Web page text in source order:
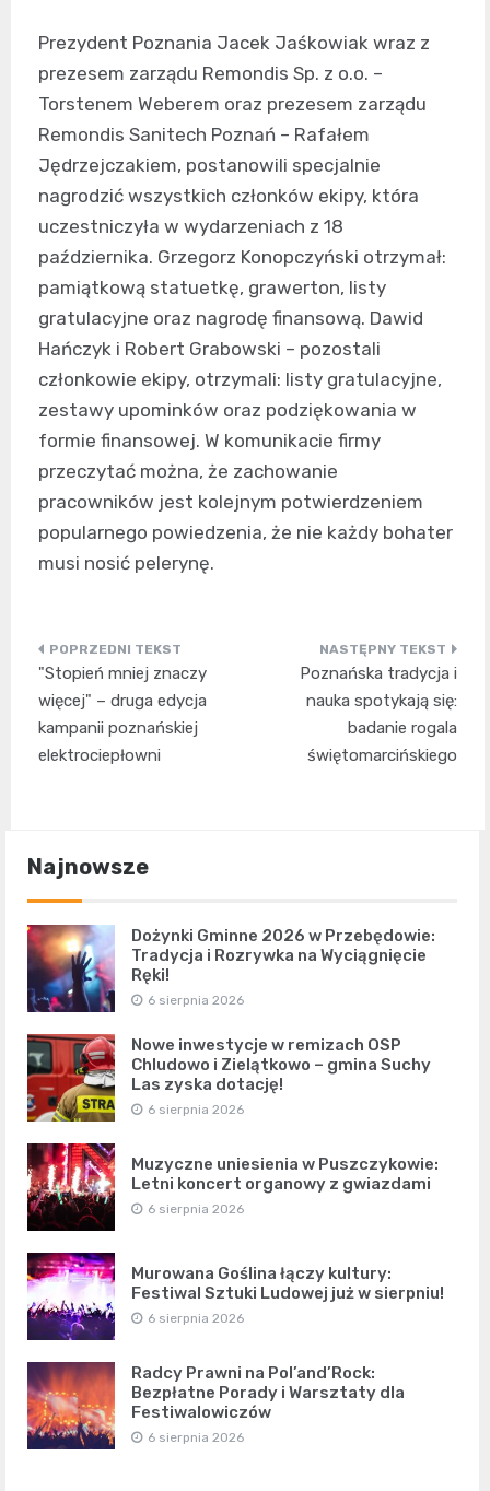
Prezydent Poznania Jacek Jaśkowiak wraz z
prezesem zarządu Remondis Sp. z o.o. –
Torstenem Weberem oraz prezesem zarządu
Remondis Sanitech Poznań – Rafałem
Jędrzejczakiem, postanowili specjalnie
nagrodzić wszystkich członków ekipy, która
uczestniczyła w wydarzeniach z 18
października. Grzegorz Konopczyński otrzymał:
pamiątkową statuetkę, grawerton, listy
gratulacyjne oraz nagrodę finansową. Dawid
Hańczyk i Robert Grabowski – pozostali
członkowie ekipy, otrzymali: listy gratulacyjne,
zestawy upominków oraz podziękowania w
formie finansowej. W komunikacie firmy
przeczytać można, że zachowanie
pracowników jest kolejnym potwierdzeniem
popularnego powiedzenia, że nie każdy bohater
musi nosić pelerynę.
Nawigacja
wpisu
"Stopień mniej znaczy
więcej" – druga edycja
kampanii poznańskiej
elektrociepłowni
Poznańska tradycja i
nauka spotykają się:
badanie rogala
świętomarcińskiego
Najnowsze
Dożynki Gminne 2026 w Przebędowie:
Tradycja i Rozrywka na Wyciągnięcie
Ręki!
6 sierpnia 2026
Nowe inwestycje w remizach OSP
Chludowo i Zielątkowo – gmina Suchy
Las zyska dotację!
6 sierpnia 2026
Muzyczne uniesienia w Puszczykowie:
Letni koncert organowy z gwiazdami
6 sierpnia 2026
Murowana Goślina łączy kultury:
Festiwal Sztuki Ludowej już w sierpniu!
6 sierpnia 2026
Radcy Prawni na Pol’and’Rock:
Bezpłatne Porady i Warsztaty dla
Festiwalowiczów
6 sierpnia 2026